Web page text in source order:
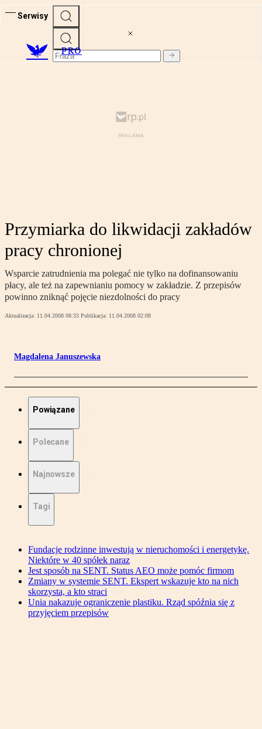
Serwisy
PRO
Przymiarka do likwidacji zakładów
pracy chronionej
Wsparcie zatrudnienia ma polegać nie tylko na dofinansowaniu
płacy, ale też na zapewnianiu pomocy w zakładzie. Z przepisów
powinno zniknąć pojęcie niezdolności do pracy
Aktualizacja: 11.04.2008 08:33 Publikacja: 11.04.2008 02:08
Magdalena Januszewska
Powiązane
Polecane
Najnowsze
Tagi
Fundacje rodzinne inwestują w nieruchomości i energetykę.
Niektóre w 40 spółek naraz
Jest sposób na SENT. Status AEO może pomóc firmom
Zmiany w systemie SENT. Ekspert wskazuje kto na nich
skorzysta, a kto straci
Unia nakazuje ograniczenie plastiku. Rząd spóźnia się z
przyjęciem przepisów